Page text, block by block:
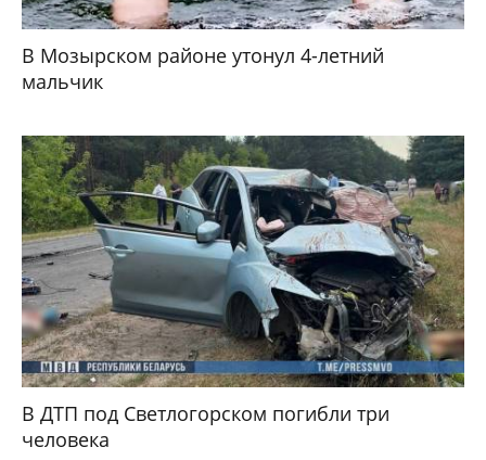
В Мозырском районе утонул 4-летний
мальчик
В ДТП под Светлогорском погибли три
человека